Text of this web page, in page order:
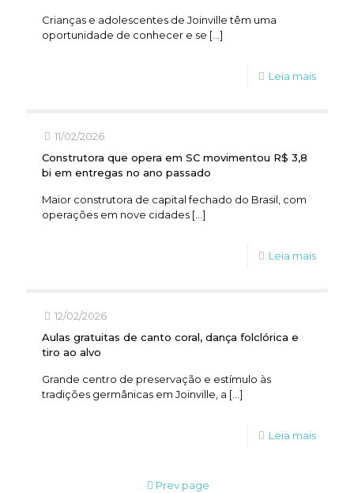
Crianças e adolescentes de Joinville têm uma
oportunidade de conhecer e se […]
Leia mais
11/02/2026
Construtora que opera em SC movimentou R$ 3,8
bi em entregas no ano passado
Maior construtora de capital fechado do Brasil, com
operações em nove cidades […]
Leia mais
12/02/2026
Aulas gratuitas de canto coral, dança folclórica e
tiro ao alvo
Grande centro de preservação e estímulo às
tradições germânicas em Joinville, a […]
Leia mais
Prev page